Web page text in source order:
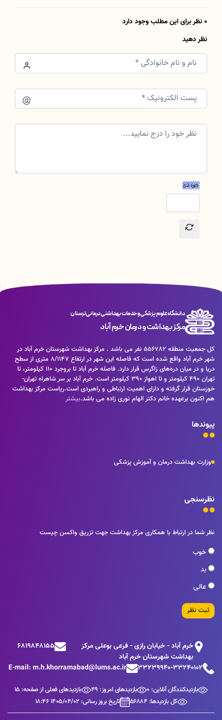
0 نظر برای این مطلب وجود دارد
نظر دهید
دانشگاه علوم پزشکی و خدمات بهداشتی درمانی لرستان
مرکز بهداشت و درمان خرم آباد
کل جمعیت منطقه 556782 نفر می باشد . مرکز بهداشت شهرستان خرم آباد در
شهر خرم آباد واقع شده است که فاصله این شهر در ارتفاع ۸/۱۱۴۷ متری از سطح
دریا و در میان دره‌های زاگرس قرار دارد. فاصله خرم آباد تا بروجرد ۱۱۰ کیلومتر، تا
تهران ۴۹۰ کیلومتر و تا اهواز ۳۹۰ کیلومتر است. خرم آباد بر سر شاهراه تهران-
خوزستان قرار گرفته و دارای اهمیت ارتباطی و راهبردی است.ریاست مرکز بهداشت
هم اکنون برعهده خانم دکتر الهام نوری زاده می باشد.بیشتر
پیوندها
وزارت بهداشت درمان و آموزش پزشکی
نظرسنجی
نظر شما در ارتباط با همکاری مرکز بهداشت جهت تزریق واکسن چیست
خوب
بد
عالی
ثبت نظر
خرم آباد - خیابان رازی - فرعی بوعلی مرکز
بهداشت شهرستان خرم آباد
6819848155
33239940-33240102
E-mail: m.h.khorramabad@lums.ac.ir
بازدیدکنندگان آنلاین: 0 بازدیدهای امروز: 49
بازدیدهای فعلی از صفحه: 15
کل بازدیدها: 56884
تاریخ بروز رسانی: 1405/04/02 18:46